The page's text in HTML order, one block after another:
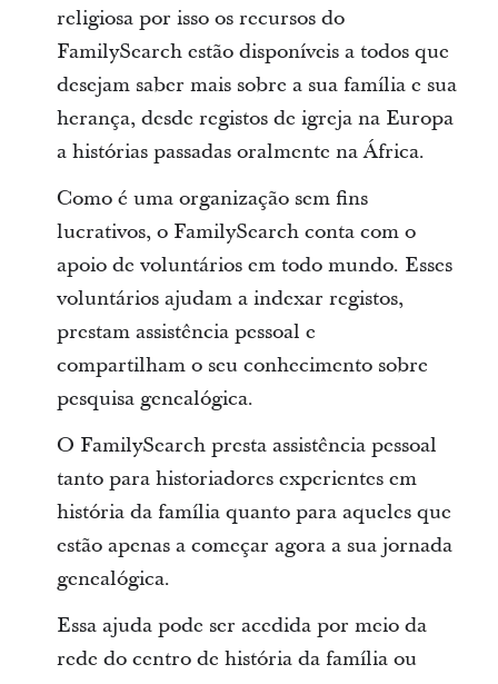
religiosa por isso os recursos do
FamilySearch estão disponíveis a todos que
desejam saber mais sobre a sua família e sua
herança, desde registos de igreja na Europa
a histórias passadas oralmente na África.
Como é uma organização sem fins
lucrativos, o FamilySearch conta com o
apoio de voluntários em todo mundo. Esses
voluntários ajudam a indexar registos,
prestam assistência pessoal e
compartilham o seu conhecimento sobre
pesquisa genealógica.
O FamilySearch presta assistência pessoal
tanto para historiadores experientes em
história da família quanto para aqueles que
estão apenas a começar agora a sua jornada
genealógica.
Essa ajuda pode ser acedida por meio da
rede do centro de história da família ou